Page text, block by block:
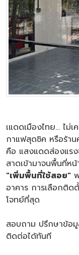
เแดดเมืองไทย... ไม่
กาแฟสุดชิค หรือร้า
คือ แสงแดดส่องแร
สาดเข้ามาจนพื้นที่ห
"เพิ่มพื้นที่ใช้สอย"
อาคาร การเลือกติ
โจทย์ที่สุด
สอบถาม ปรึกษาข้อ
ติดต่อได้ทันที